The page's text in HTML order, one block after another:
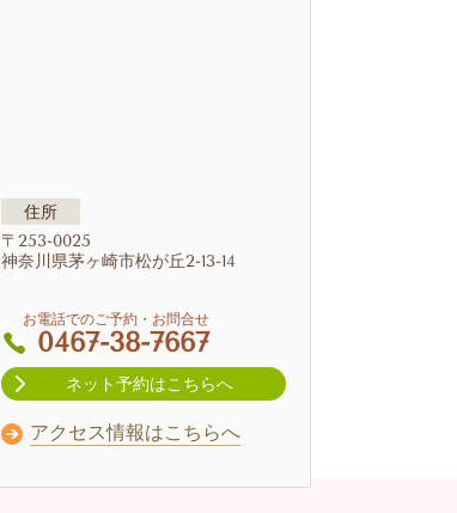
住所
〒253-0025
神奈川県茅ヶ崎市松が丘2-13-14
お電話でのご予約・お問合せ
0467-38-7667
ネット予約はこちらへ
アクセス情報はこちらへ